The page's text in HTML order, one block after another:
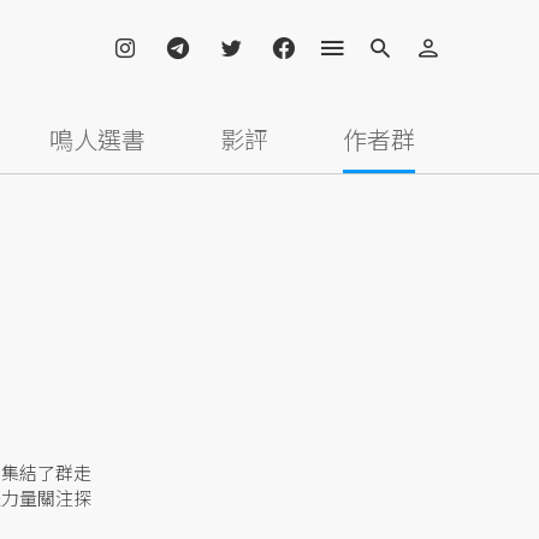
鳴人選書 影評 作者群
結了群走
量關注探